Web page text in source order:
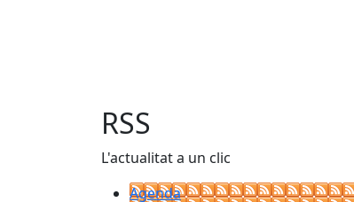
RSS
L'actualitat a un clic
Agenda